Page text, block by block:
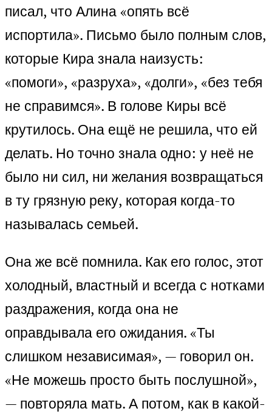
писал, что Алина «опять всё
испортила». Письмо было полным слов,
которые Кира знала наизусть:
«помоги», «разруха», «долги», «без тебя
не справимся». В голове Киры всё
крутилось. Она ещё не решила, что ей
делать. Но точно знала одно: у неё не
было ни сил, ни желания возвращаться
в ту грязную реку, которая когда-то
называлась семьей.
Она же всё помнила. Как его голос, этот
холодный, властный и всегда с нотками
раздражения, когда она не
оправдывала его ожидания. «Ты
слишком независимая», — говорил он.
«Не можешь просто быть послушной»,
— повторяла мать. А потом, как в какой-